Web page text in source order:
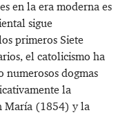
en la era moderna es
sigue
primeros Siete
el catolicismo ha
numerosos dogmas
la
María (1854) y la